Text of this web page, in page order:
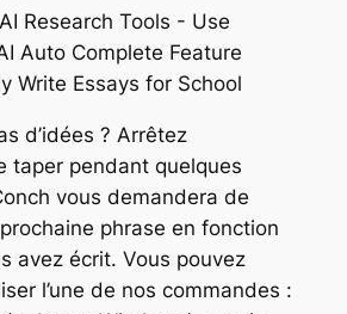
d’idées ? Arrêtez
taper pendant quelques
vous demandera de
phrase en fonction
avez écrit. Vous pouvez
l’une de nos commandes :